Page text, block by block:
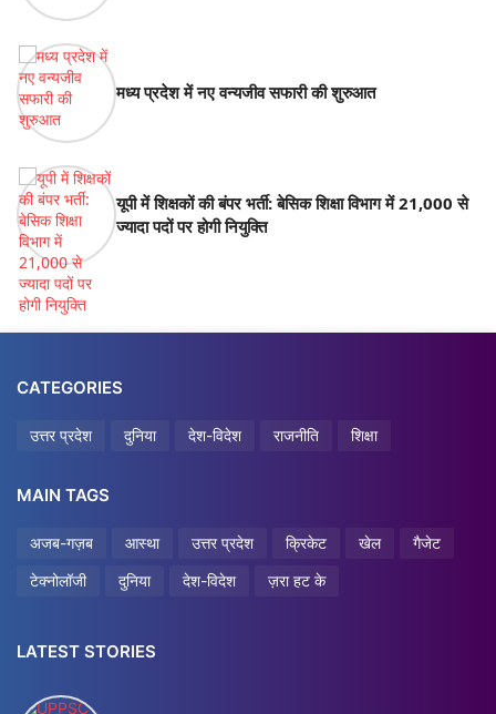
मध्य प्रदेश में नए वन्यजीव सफारी की शुरुआत
यूपी में शिक्षकों की बंपर भर्ती: बेसिक शिक्षा विभाग में 21,000 से
ज्यादा पदों पर होगी नियुक्ति
CATEGORIES
उत्तर प्रदेश दुनिया देश-विदेश राजनीति शिक्षा
MAIN TAGS
अजब-गज़ब आस्था उत्तर प्रदेश क्रिकेट खेल
गैजेट
टेक्नोलॉजी
दुनिया देश-विदेश ज़रा हट के
LATEST STORIES